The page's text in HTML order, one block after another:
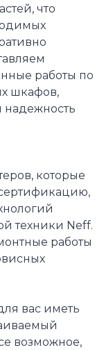
что
работы по
шкафов,
надежность
которые
техники Neff.
работы
вас иметь
возможное,